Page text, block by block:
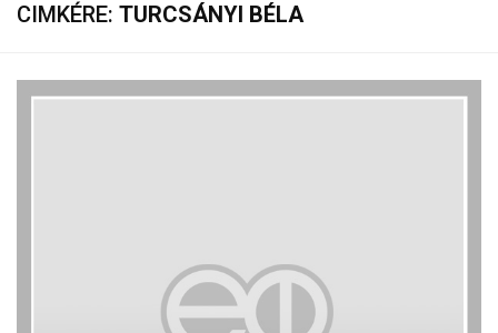
CIMKÉRE: TURCSÁNYI BÉLA